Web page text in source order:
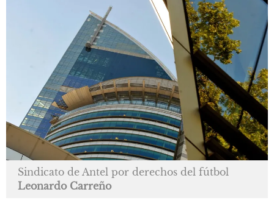
Sindicato de Antel por derechos del fútbol
Leonardo Carreño